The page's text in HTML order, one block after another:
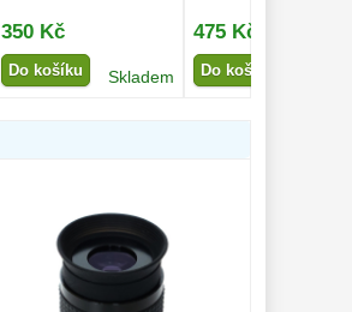
350 Kč
Do košíku Skladem
475 Kč
Do košíku